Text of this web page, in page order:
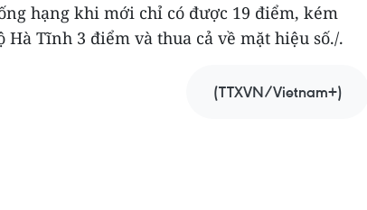
hạng khi mới chỉ có được 19 điểm, kém
Tĩnh 3 điểm và thua cả về mặt hiệu số./.
(TTXVN/Vietnam+)